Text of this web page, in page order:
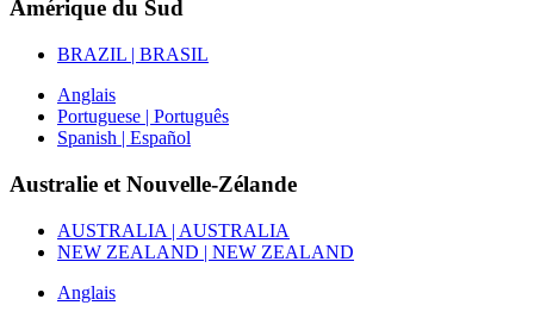
Amérique du Sud
BRAZIL | BRASIL
Anglais
Portuguese | Português
Spanish | Español
Australie et Nouvelle-Zélande
AUSTRALIA | AUSTRALIA
NEW ZEALAND | NEW ZEALAND
Anglais